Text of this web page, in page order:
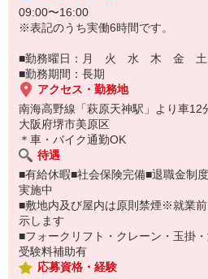
09:00〜16:00
※表記のうち実働6時間です。
■勤務曜日：月 火 水 木 金
■勤務期間：長期
アクセス・勤務地
南海高野線「萩原天神駅」より車12
大阪府堺市美原区
＊車・バイク通勤OK
待遇
■有給休暇■社会保険完備■退職金制
実施中
■敷地内及び屋内は原則禁煙※就業
示します
■フォークリフト・クレーン・玉掛
受験料補助有
応募資格・経験